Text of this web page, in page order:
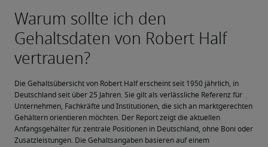
Die Gehaltsübersicht von Robert Half erscheint seit 1950 jährlich, in
Deutschland seit über 25 Jahren. Sie gilt als verlässliche Referenz für
Unternehmen, Fachkräfte und Institutionen, die sich an marktgerechten
Gehältern orientieren möchten. Der Report zeigt die aktuellen
Anfangsgehälter für zentrale Positionen in Deutschland, ohne Boni oder
Zusatzleistungen. Die Gehaltsangaben basieren auf einem